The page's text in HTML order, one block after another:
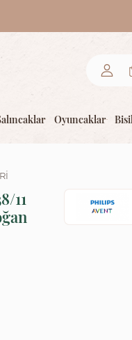
Oyuncaklar
11